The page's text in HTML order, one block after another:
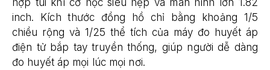
hợp túi khí cơ học siêu hẹp và màn hình lớn 1.82
inch. Kích thước đồng hồ chỉ bằng khoảng 1/5
chiều rộng và 1/25 thể tích của máy đo huyết áp
điện tử bắp tay truyền thống, giúp người dễ dàng
đo huyết áp mọi lúc mọi nơi.